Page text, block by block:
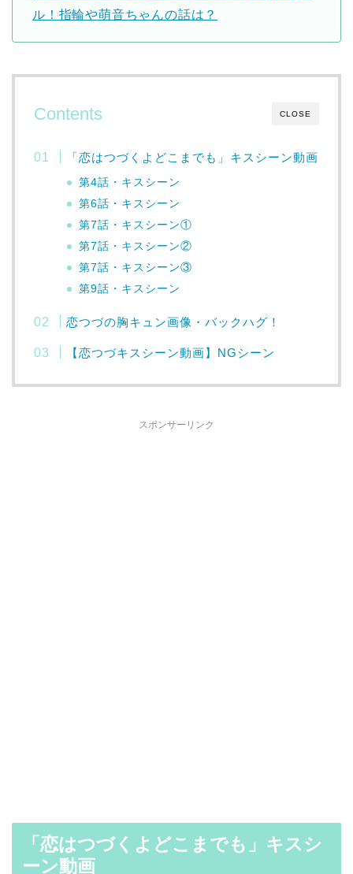
ル！指輪や萌音ちゃんの話は？
CLOSE
Contents
「恋はつづくよどこまでも」キスシーン動画
第4話・キスシーン
第6話・キスシーン
第7話・キスシーン①
第7話・キスシーン②
第7話・キスシーン③
第9話・キスシーン
恋つづの胸キュン画像・バックハグ！
【恋つづキスシーン動画】NGシーン
スポンサーリンク
「恋はつづくよどこまでも」キスシ
ーン動画